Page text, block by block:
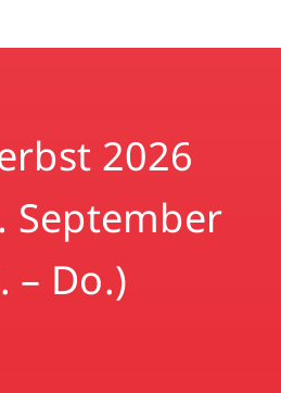
2026
September
– Do.)